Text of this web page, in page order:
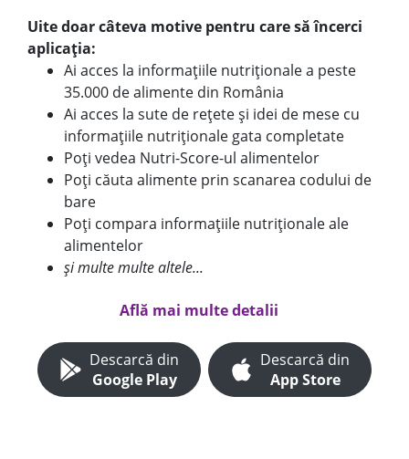
Uite doar câteva motive pentru care să încerci
aplicația:
Ai acces la informațiile nutriționale a peste
35.000 de alimente din România
Ai acces la sute de rețete și idei de mese cu
informațiile nutriționale gata completate
Poți vedea Nutri-Score-ul alimentelor
Poți căuta alimente prin scanarea codului de
bare
Poți compara informațiile nutriționale ale
alimentelor
și multe multe altele...
Află mai multe detalii
Descarcă din
Google Play
Descarcă din
App Store